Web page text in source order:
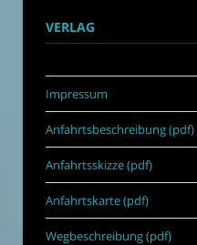
VERLAG
Impressum
Anfahrtsbeschreibung (pdf)
Anfahrtsskizze (pdf)
Anfahrtskarte (pdf)
Wegbeschreibung (pdf)